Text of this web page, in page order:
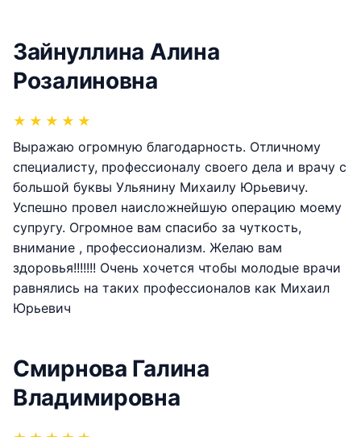
Зайнуллина Алина
Розалиновна
★ ★ ★ ★ ★
Выражаю огромную благодарность. Отличному
специалисту, профессионалу своего дела и врачу с
большой буквы Ульянину Михаилу Юрьевичу.
Успешно провел наисложнейшую операцию моему
супругу. Огромное вам спасибо за чуткость,
внимание , профессионализм. Желаю вам
здоровья!!!!!!! Очень хочется чтобы молодые врачи
равнялись на таких профессионалов как Михаил
Юрьевич
Смирнова Галина
Владимировна